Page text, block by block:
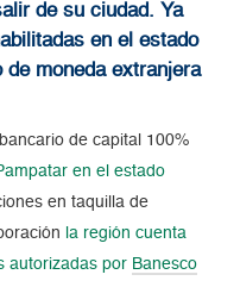
de su ciudad. Ya
en el estado
de moneda extranjera
de capital 100%
en el estado
en taquilla de
la región cuenta
autorizadas por Banesco